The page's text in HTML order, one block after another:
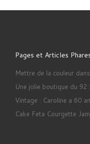
Pages et Articles
Mettre de la couleur
Une jolie boutique du 92
Vintage : Caroline a 60
Cake Feta Courgette